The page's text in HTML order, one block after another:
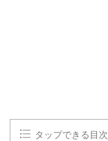
タップできる目次